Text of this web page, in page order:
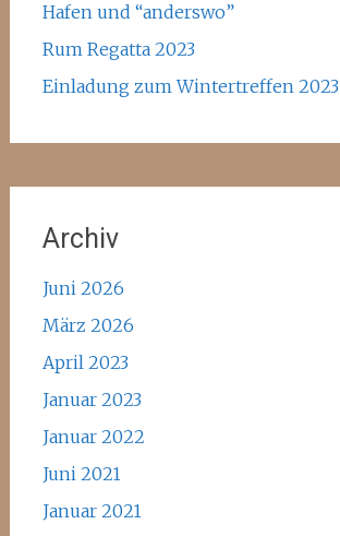
Hafen und “anderswo”
Rum Regatta 2023
Einladung zum Wintertreffen 2023
Archiv
Juni 2026
März 2026
April 2023
Januar 2023
Januar 2022
Juni 2021
Januar 2021